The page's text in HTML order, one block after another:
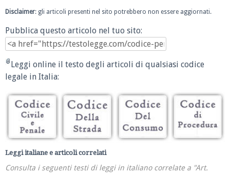
Disclaimer: gli articoli presenti nel sito potrebbero non essere aggiornati.
Pubblica questo articolo nel tuo sito:
Leggi online il testo degli articoli di qualsiasi codice
legale in Italia:
Leggi italiane e articoli correlati
Consulta i seguenti testi di leggi in italiano correlate a "Art.